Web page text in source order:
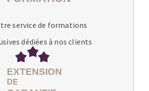
service de formations
dédiées à nos clients